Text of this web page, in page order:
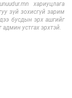
хариуцлага
зүй зохисгүй зарим
бусдын эрх ашгийг
админ устгах эрхтэй.